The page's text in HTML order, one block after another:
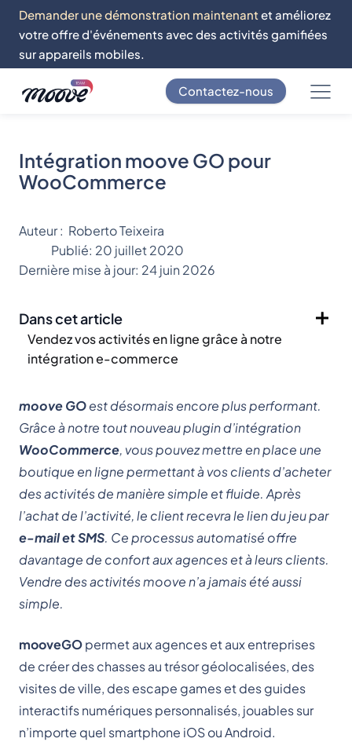
Demander une démonstration maintenant et améliorez
votre offre d'événements avec des activités gamifiées
sur appareils mobiles.
Contactez-nous
Intégration moove GO pour
WooCommerce
Auteur : Roberto Teixeira
Publié: 20 juillet 2020
Dernière mise à jour: 24 juin 2026
Dans cet article
Vendez vos activités en ligne grâce à notre
intégration e-commerce
moove GOest désormais encore plus performant.
Grâce à notre tout nouveau plugin d’intégration
WooCommerce, vous pouvez mettre en place une
boutique en ligne permettant à vos clients d’acheter
des activités de manière simple et fluide. Après
l’achat de l’activité, le client recevra le lien du jeu par
e-mail et SMS. Ce processus automatisé offre
davantage de confort aux agences et à leurs clients.
Vendre des activités moove n’a jamais été aussi
simple.
mooveGOpermet aux agences et aux entreprises
de créer des chasses au trésor géolocalisées, des
visites de ville, des escape games et des guides
interactifs numériques personnalisés, jouables sur
n’importe quel smartphone iOS ou Android.